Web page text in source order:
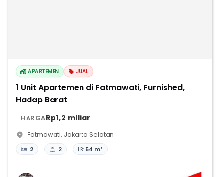
APARTEMEN JUAL
1 Unit Apartemen di Fatmawati, Furnished,
Hadap Barat
HARGARp1,2 miliar
Fatmawati, Jakarta Selatan
2 2 LB: 54 m²